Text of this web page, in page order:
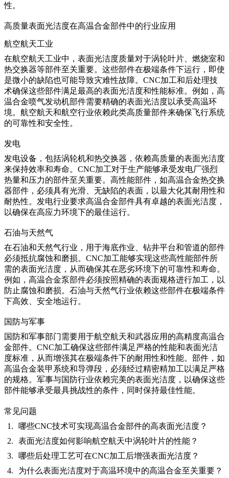
性。
高质量表面光洁度在高温合金部件中的行业应用
航空航天工业
在航空航天工业中，表面光洁度质量对于涡轮叶片、燃烧室和
热交换器等部件至关重要。这些部件在极端条件下运行，即使
是微小的缺陷也可能导致灾难性故障。CNC加工和后处理技
术确保这些部件满足最高的表面光洁度和性能标准。例如， 高
温合金喷气发动机部件需要精确的表面光洁度以承受高温环
境。 航空航天和航空行业依赖此类高质量部件来确保飞行系统
的可靠性和安全性。
发电
发电设备，包括涡轮机和热交换器，依赖高质量的表面光洁度
来保持效率和寿命。CNC加工对于生产能够承受发电厂强烈
热量和压力的部件至关重要。高性能部件，如高温合金热交换
器部件 ，必须具有光滑、无缺陷的表面，以最大化其耐用性和
耐热性。 发电行业要求高温合金部件具有卓越的表面光洁度，
以确保在高应力环境下的最佳运行。
石油与天然气
在石油和天然气行业，用于海底作业、钻井平台和管道的部件
必须抵抗腐蚀和磨损。CNC加工能够实现这些高性能部件所
需的表面光洁度，从而确保其在恶劣环境下的可靠性和寿命。
例如， 高温合金泵部件必须按照精确的表面规格进行加工，以
防止腐蚀和磨损。 石油与天然气行业依赖这些部件在极端条件
下高效、安全地运行。
国防与军事
国防和军事部门需要用于航空航天和武器应用的高精度高温合
金部件。CNC加工确保这些部件满足严格的性能和表面光洁
度标准，从而增强其在极端条件下的耐用性和性能。部件，如
高温合金装甲系统和导弹段 ，必须经过精密精加工以满足严格
的规格。 军事与国防行业依赖完美的表面光洁度，以确保这些
部件能够承受最具挑战性的条件，同时保持最佳性能。
常见问题
哪些CNC技术可实现高温合金部件的高表面光洁度？
表面光洁度如何影响航空航天中涡轮叶片的性能？
哪些后处理工艺可在CNC加工后增强表面光洁度？
为什么表面光洁度对于高温环境中的高温合金至关重要？